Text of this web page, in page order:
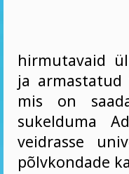
hirmutavaid
ja
mis on
sukelduma
veidrasse
põlvkondade